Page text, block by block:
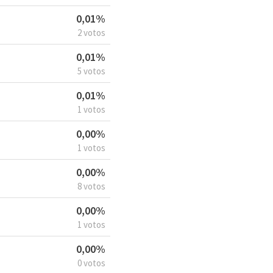
0,01%
2 votos
0,01%
5 votos
0,01%
1 votos
0,00%
1 votos
0,00%
8 votos
0,00%
1 votos
0,00%
0 votos